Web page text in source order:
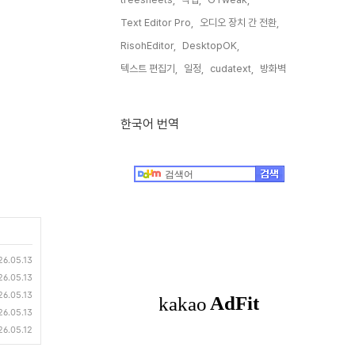
Text Editor Pro,
오디오 장치 간 전환,
RisohEditor,
DesktopOK,
텍스트 편집기,
일정, cudatext, 방화벽,
한국어 번역